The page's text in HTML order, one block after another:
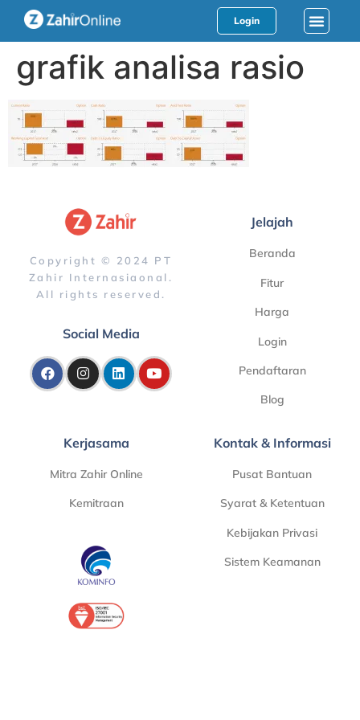
Login
grafik analisa rasio
Copyright © 2024 PT
Zahir Internasiaonal.
All rights reserved.
Social Media
Jelajah
Beranda
Fitur
Harga
Login
Pendaftaran
Blog
Kerjasama
Mitra Zahir Online
Kemitraan
Kontak & Informasi
Pusat Bantuan
Syarat & Ketentuan
Kebijakan Privasi
Sistem Keamanan